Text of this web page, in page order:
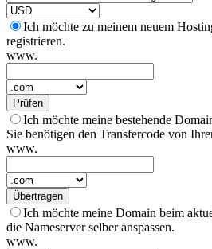
Ich möchte zu meinem neuem
registrieren.
www.
Prüfen
Ich möchte meine bestehende
Sie benötigen den Transfercode von
www.
Übertragen
Ich möchte meine Domain beim
die Nameserver selber anspassen.
www.